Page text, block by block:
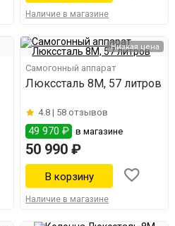
Наличие в магазине
Низкая цена
Самогонный аппарат
Люкссталь 8М, 57 литров
4.8 | 58 отзывов
49 970 ₽ в магазине
50 990 ₽
Наличие в магазине